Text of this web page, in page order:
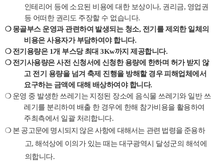
인테리어 등에 소요된 비용에 대한 보상이나, 권리금, 영업권
등 어떠한 권리도 주장할 수 없습니다.
❍몽골부스 운영과 관련하여 발생되는 청소, 전기를 제외한 일체의
비용은 사용자가 부담하여야 합니다.
❍전기용량은 1개 부스당 최대3Kw까지 제공합니다.
❍전기사용량은 사전 신청서에 신청한 용량에 한하며 허가 받지 않
고 전기 용량을 넘겨 축제 진행을 방해할 경우피해업체에서
요구하는 금액에 대해 배상하여야 합니다.
❍ 운영 중 발생한 쓰레기는 지정된 장소에 음식물 쓰레기와 일반 쓰
레기를 분리하여 배출 한 경우에 한해 참가비용을 활용하여
주최측에서 일괄 처리합니다.
❍ 본 공고문에 명시되지 않은 사항에 대해서는 관련 법령을 준용하
고, 해석상에 이의가 있는 때는 대구광역시 달성군의 해석에
의합니다.